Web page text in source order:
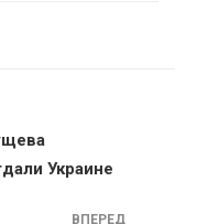
Украине
ВПЕРЕД